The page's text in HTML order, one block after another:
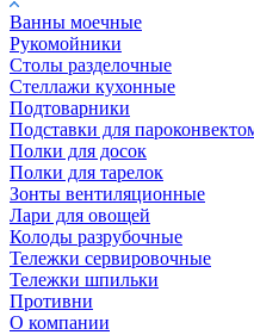
Ванны моечные
Рукомойники
Столы разделочные
Стеллажи кухонные
Подтоварники
Подставки для
Полки для досок
Полки для тарелок
Зонты вентиляционные
Лари для овощей
Колоды разрубочные
Тележки сервировочные
Тележки шпильки
Противни
О компании